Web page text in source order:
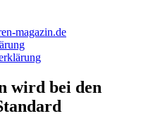
magazin.de
wird bei den